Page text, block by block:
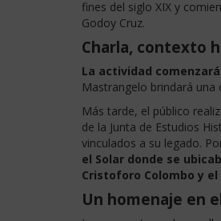
fines del siglo XIX y
Godoy Cruz.
Charla, contexto
La actividad
Mastrangelo brindará
Más tarde, el público
de la Junta de Estudios
vinculados a su legado.
el Solar donde se
Cristoforo Colombo y el
Un homenaje en